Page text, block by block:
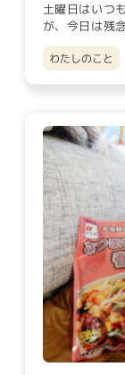
土曜日はいつ
が、今日は残
お寝坊せずに
わたしのこと